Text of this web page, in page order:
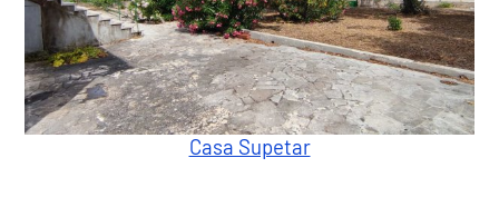
Casa Supetar